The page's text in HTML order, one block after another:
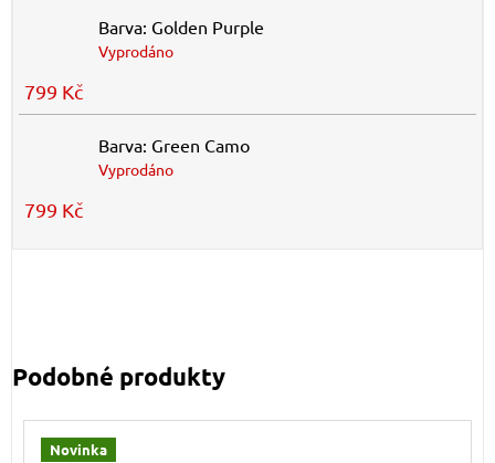
Barva: Golden Purple
Vyprodáno
799 Kč
Barva: Green Camo
Vyprodáno
799 Kč
Novinka